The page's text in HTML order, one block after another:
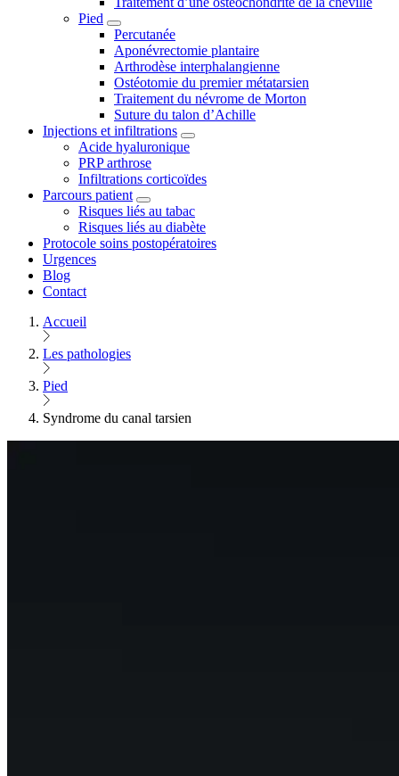
Pied
Percutanée
Aponévrectomie plantaire
Arthrodèse interphalangienne
Ostéotomie du premier métatarsien
Traitement du névrome de Morton
Suture du talon d’Achille
Injections et infiltrations
Acide hyaluronique
PRP arthrose
Infiltrations corticoïdes
Parcours patient
Risques liés au tabac
Risques liés au diabète
Protocole soins postopératoires
Urgences
Blog
Contact
Accueil
Les pathologies
Pied
Syndrome du canal tarsien